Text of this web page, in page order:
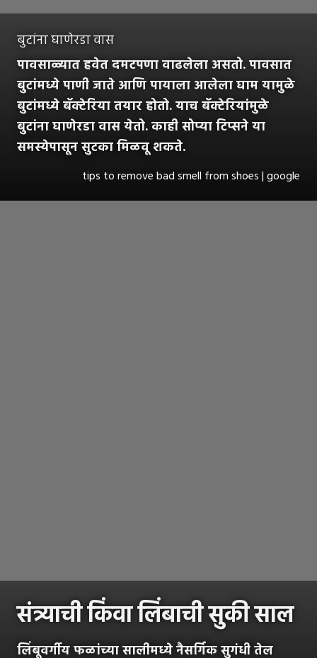
बुटांना घाणेरडा वास
पावसाळ्यात हवेत दमटपणा वाढलेला असतो. पावसात
बुटांमध्ये पाणी जाते आणि पायाला आलेला घाम यामुळे
बुटांमध्ये बॅक्टेरिया तयार होतो. याच बॅक्टेरियांमुळे
बुटांना घाणेरडा वास येतो. काही सोप्या टिप्सने या
समस्येपासून सुटका मिळवू शकते.
tips to remove bad smell from shoes | google
संत्र्याची किंवा लिंबाची सुकी साल
लिंबूवर्गीय फळांच्या सालीमध्ये नैसर्गिक सुगंधी तेल